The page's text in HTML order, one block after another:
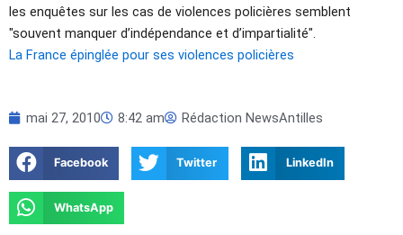
les enquêtes sur les cas de violences policières semblent
"souvent manquer d’indépendance et d’impartialité".
La France épinglée pour ses violences policières
mai 27, 2010 8:42 am Rédaction NewsAntilles
Facebook Twitter LinkedIn
WhatsApp